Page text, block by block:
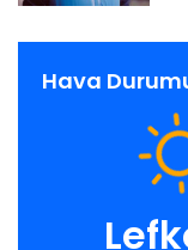
Hava